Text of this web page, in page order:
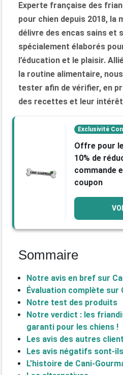
Experte française des
pour chien depuis 2018, la
délivre des encas sains et
spécialement élaborés
l’éducation et le plaisir.
la routine alimentaire,
tester afin de vérifier, en
des recettes et leur
Exclusivité
Offre pour
10% de
commande
coupon
Sommaire
Notre avis en bref sur
Évaluation complète sur
Notre test des produits
Notre verdict : les
garanti pour les chiens !
Les avis des autres
Les avis négatifs sont-
L’histoire de Cani-